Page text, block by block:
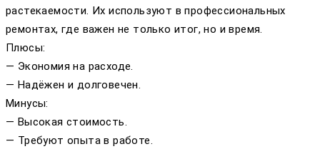
растекаемости. Их используют в профессиональных
ремонтах, где важен не только итог, но и время.
Плюсы:
— Экономия на расходе.
— Надёжен и долговечен.
Минусы:
— Высокая стоимость.
— Требуют опыта в работе.